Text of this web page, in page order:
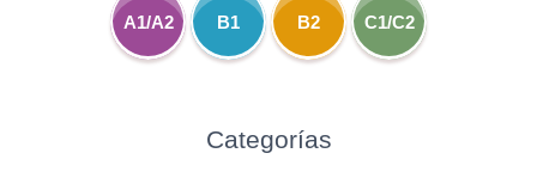
A1/A2 B1 B2 C1/C2
Categorías